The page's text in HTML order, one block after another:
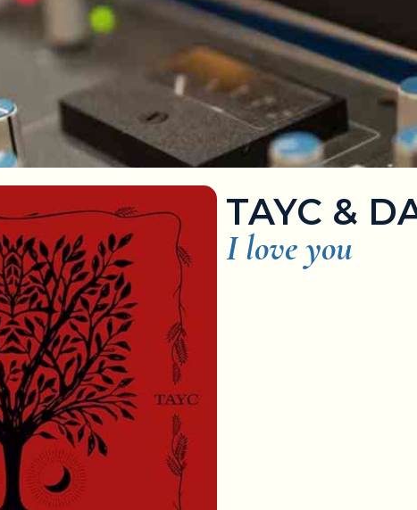
TAYC &
I love you